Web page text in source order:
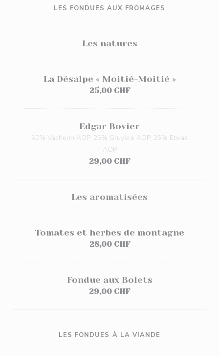
LES FONDUES AUX FROMAGES
Les natures
La Désalpe « Moitié-Moitié »
25,00 CHF
Edgar Bovier
50% Vacherin AOP, 25% Gruyère AOP, 25% Etivaz
AOP
29,00 CHF
Les aromatisées
Tomates et herbes de montagne
28,00 CHF
Fondue aux Bolets
29,00 CHF
LES FONDUES À LA VIANDE